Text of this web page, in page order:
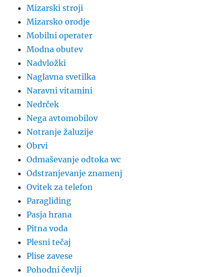
Mizarski stroji
Mizarsko orodje
Mobilni operater
Modna obutev
Nadvložki
Naglavna svetilka
Naravni vitamini
Nedrček
Nega avtomobilov
Notranje žaluzije
Obrvi
Odmaševanje odtoka wc
Odstranjevanje znamenj
Ovitek za telefon
Paragliding
Pasja hrana
Pitna voda
Plesni tečaj
Plise zavese
Pohodni čevlji